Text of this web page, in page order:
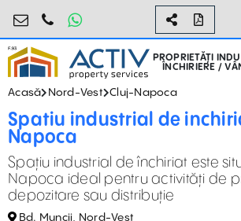
industrial@activpropertyservices.ro
0755.795.795
PROPRIETĂȚI
ÎNCHIRIERE /
Acasă Nord-Vest Cluj-Napoca
Spatiu industrial de
Napoca
Spațiu industrial de închiriat este
Napoca ideal pentru activități de
depozitare sau distribuție
Bd. Muncii, Nord-Vest